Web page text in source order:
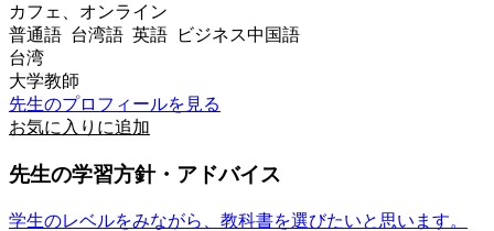
カフェ、オンライン
普通語 台湾語 英語 ビジネス中国語
台湾
大学教師
先生のプロフィールを見る
お気に入りに追加
先生の学習方針・アドバイス
学生のレベルをみながら、教科書を選びたいと思います。